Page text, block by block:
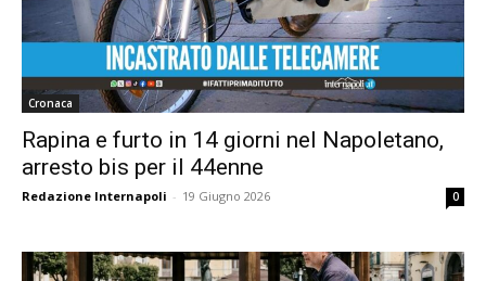
Cronaca
Rapina e furto in 14 giorni nel Napoletano,
arresto bis per il 44enne
Redazione Internapoli - 19 Giugno 2026 0